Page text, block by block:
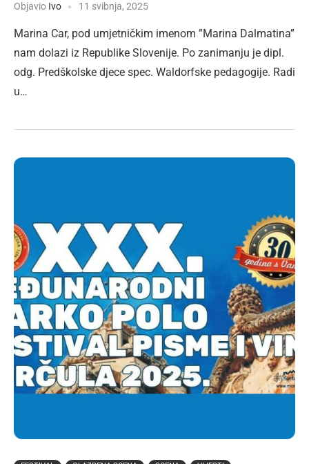
Objavio Ivo 11 svibnja, 2025
Marina Car, pod umjetničkim imenom ”Marina Dalmatina”
nam dolazi iz Republike Slovenije. Po zanimanju je dipl.
odg. Predškolske djece spec. Waldorfske pedagogije. Radi
u…